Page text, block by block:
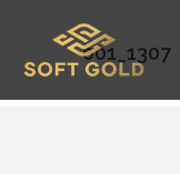
001_1307